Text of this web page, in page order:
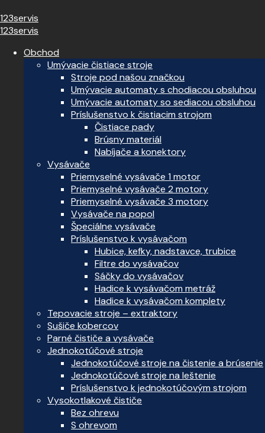
123servis
123servis
Obchod
Umývacie čistiace stroje
Stroje pod našou značkou
Umývacie automaty s chodiacou obsluhou
Umývacie automaty so sediacou obsluhou
Príslušenstvo k čistiacim strojom
Čistiace pady
Brúsny materiál
Nabíjače a konektory
Vysávače
Priemyselné vysávače 1 motor
Priemyselné vysávače 2 motory
Priemyselné vysávače 3 motory
Vysávače na popol
Špeciálne vysávače
Príslušenstvo k vysávačom
Hubice, kefky, nadstavce, trubice
Filtre do vysávačov
Sáčky do vysávačov
Hadice k vysávačom metráž
Hadice k vysávačom komplety
Tepovacie stroje – extraktory
Sušiče kobercov
Parné čističe a vysávače
Jednokotúčové stroje
Jednokotúčové stroje na čistenie a brúsenie
Jednokotúčové stroje na leštenie
Príslušenstvo k jednokotúčovým strojom
Vysokotlakové čističe
Bez ohrevu
S ohrevom